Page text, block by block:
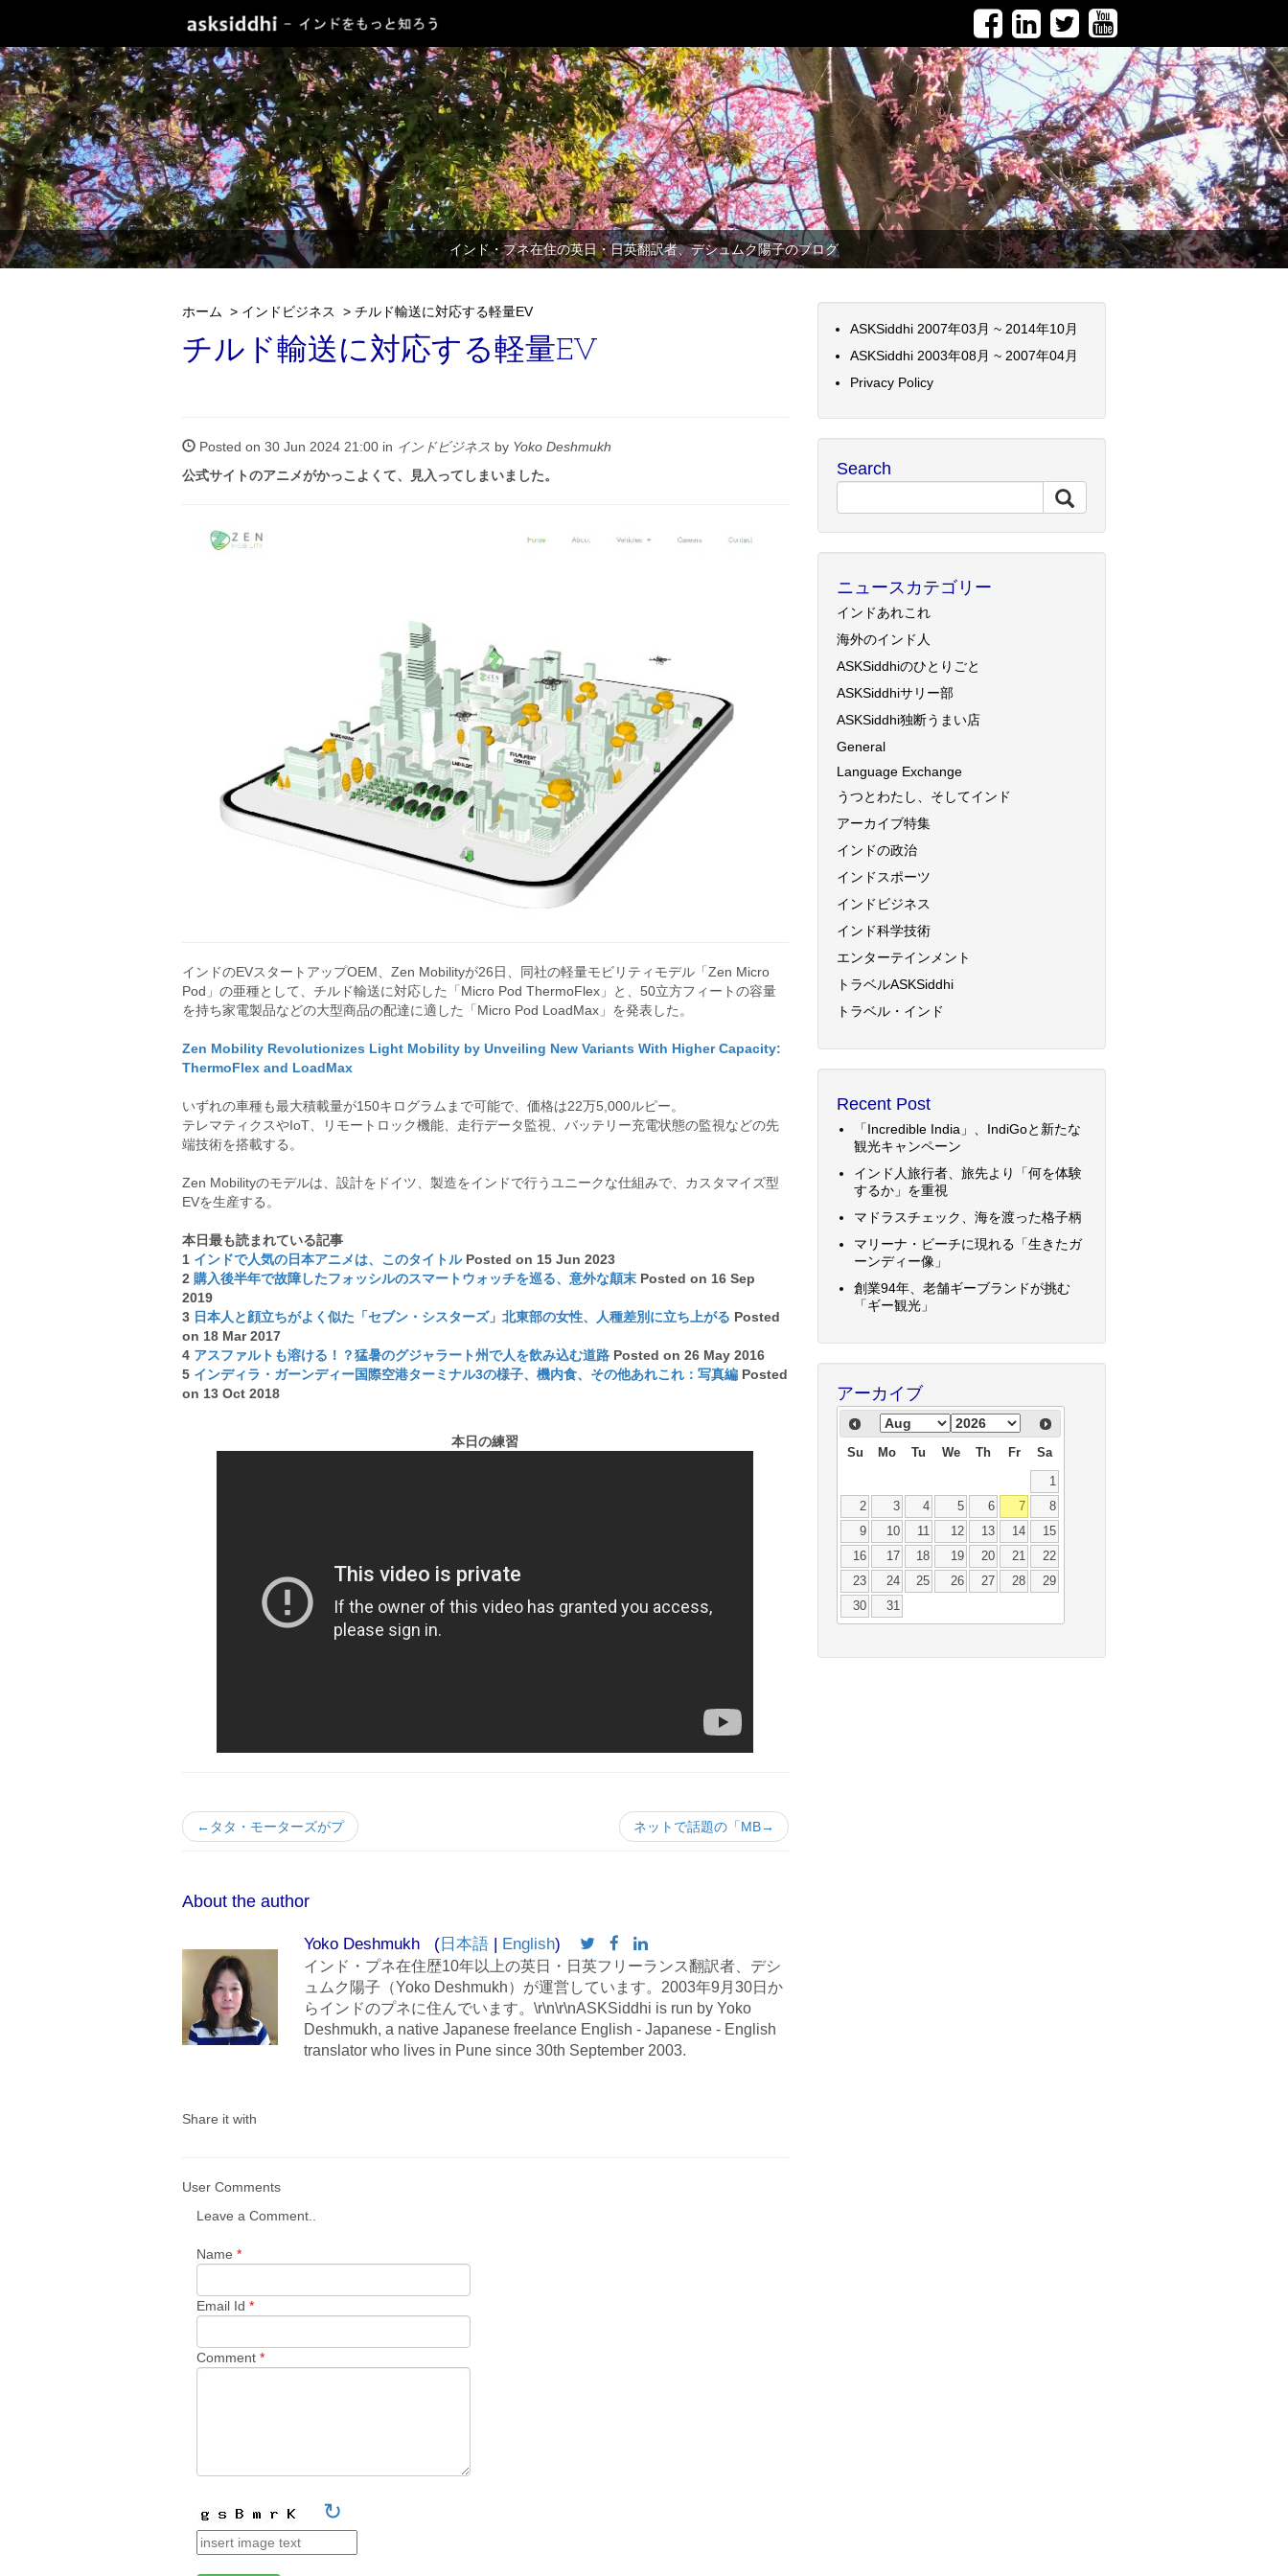
インド・プネ在住の英日・日英翻訳者、デシュムク陽子のブログ
ホーム > インドビジネス > チルド輸送に対応する軽量EV
チルド輸送に対応する軽量EV
Posted on 30 Jun 2024 21:00 in インドビジネス by Yoko Deshmukh
公式サイトのアニメがかっこよくて、見入ってしまいました。
インドのEVスタートアップOEM、Zen Mobilityが26日、同社の軽量モビリティモデル「Zen Micro
Pod」の亜種として、チルド輸送に対応した「Micro Pod ThermoFlex」と、50立方フィートの容量
を持ち家電製品などの大型商品の配達に適した「Micro Pod LoadMax」を発表した。
Zen Mobility Revolutionizes Light Mobility by Unveiling New Variants With Higher Capacity:
ThermoFlex and LoadMax
いずれの車種も最大積載量が150キログラムまで可能で、価格は22万5,000ルピー。
テレマティクスやIoT、リモートロック機能、走行データ監視、バッテリー充電状態の監視などの先
端技術を搭載する。
Zen Mobilityのモデルは、設計をドイツ、製造をインドで行うユニークな仕組みで、カスタマイズ型
EVを生産する。
本日最も読まれている記事
1 インドで人気の日本アニメは、このタイトルPosted on 15 Jun 2023
2 購入後半年で故障したフォッシルのスマートウォッチを巡る、意外な顛末 Posted on 16 Sep
2019
3 日本人と顔立ちがよく似た「セブン・シスターズ」北東部の女性、人種差別に立ち上がる Posted
on 18 Mar 2017
4 アスファルトも溶ける！？猛暑のグジャラート州で人を飲み込む道路 Posted on 26 May 2016
5 インディラ・ガーンディー国際空港ターミナル3の様子、機内食、その他あれこれ：写真編 Posted
on 13 Oct 2018
本日の練習
←タタ・モーターズがプ ネットで話題の「MB→
About the author
Yoko Deshmukh ( 日本語 | English)
インド・プネ在住歴10年以上の英日・日英フリーランス翻訳者、デシ
ュムク陽子（Yoko Deshmukh）が運営しています。2003年9月30日か
らインドのプネに住んでいます。\r\n\r\nASKSiddhi is run by Yoko
Deshmukh, a native Japanese freelance English - Japanese - English
translator who lives in Pune since 30th September 2003.
Share it with
User Comments
Leave a Comment..
Name *
Email Id *
Comment *
↻
ASKSiddhi 2007年03月 ~ 2014年10月
ASKSiddhi 2003年08月 ~ 2007年04月
Privacy Policy
Search
ニュースカテゴリー
インドあれこれ
海外のインド人
ASKSiddhiのひとりごと
ASKSiddhiサリー部
ASKSiddhi独断うまい店
General
Language Exchange
うつとわたし、そしてインド
アーカイブ特集
インドの政治
インドスポーツ
インドビジネス
インド科学技術
エンターテインメント
トラベルASKSiddhi
トラベル・インド
Recent Post
「Incredible India」、IndiGoと新たな
観光キャンペーン
インド人旅行者、旅先より「何を体験
するか」を重視
マドラスチェック、海を渡った格子柄
マリーナ・ビーチに現れる「生きたガ
ーンディー像」
創業94年、老舗ギーブランドが挑む
「ギー観光」
アーカイブ
Su Mo Tu We Th Fr Sa
1
2
3 4 5 6 7
8
9
10 11 12 13 14
15
16
17 18 19 20 21
22
23
24 25 26 27 28
29
30
31